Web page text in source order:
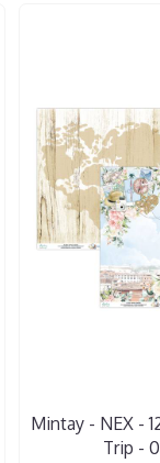
Mintay - NEX -
Trip -